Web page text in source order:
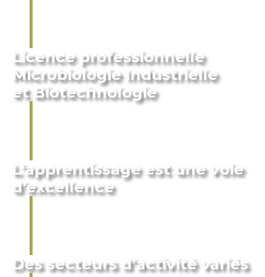
Licence professionnelle
Microbiologie Industrielle
et Biotechnologie
L’apprentissage est une voie
d’excellence
Des secteurs d’activité variés